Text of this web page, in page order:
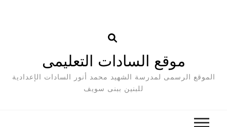
موقع السادات التعليمى
الموقع الرسمى لمدرسة الشهيد محمد أنور السادات الإعدادية
للبنين ببنى سويف